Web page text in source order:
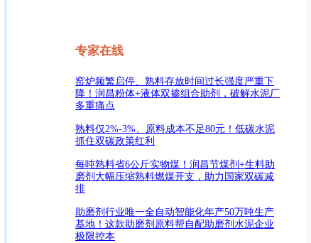
专家在线
窑炉频繁启停、熟料存放时间过长强度严重下
降！润昌粉体+液体双掺组合助剂，破解水泥厂
多重痛点
熟料仅2%-3%、原料成本不足80元！低碳水泥
抓住双碳政策红利
每吨熟料省6公斤实物煤！润昌节煤剂+生料助
磨剂大幅压缩熟料燃煤开支，助力国家双碳减
排
助磨剂行业唯一全自动智能化年产50万吨生产
基地！这款助磨剂原料帮自配助磨剂水泥企业
极限控本